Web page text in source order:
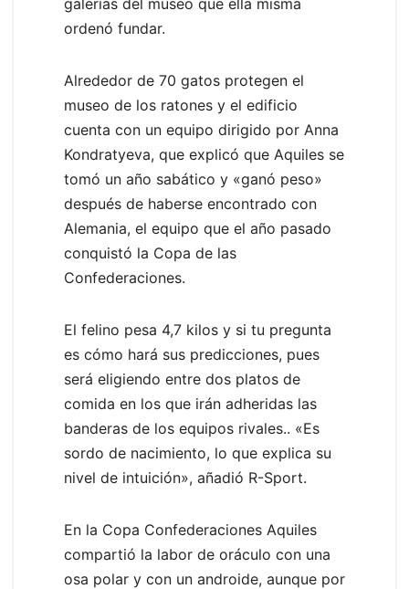
ordenó fundar.
Alrededor de 70 gatos protegen el
museo de los ratones y el edificio
cuenta con un equipo dirigido por Anna
Kondratyeva, que explicó que Aquiles se
tomó un año sabático y «ganó peso»
después de haberse encontrado con
Alemania, el equipo que el año pasado
conquistó la Copa de las
Confederaciones.
El felino pesa 4,7 kilos y si tu pregunta
es cómo hará sus predicciones, pues
será eligiendo entre dos platos de
comida en los que irán adheridas las
banderas de los equipos rivales.. «Es
sordo de nacimiento, lo que explica su
nivel de intuición», añadió R-Sport.
En la Copa Confederaciones Aquiles
compartió la labor de oráculo con una
osa polar y con un androide, aunque por